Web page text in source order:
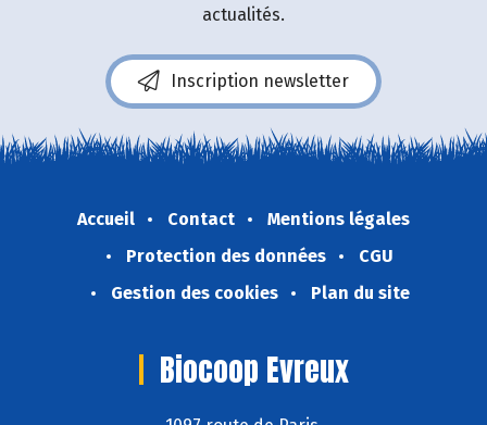
actualités.
Inscription newsletter
Accueil Contact
Mentions légales
Protection des données
CGU
Gestion des cookies
Plan du site
Biocoop Evreux